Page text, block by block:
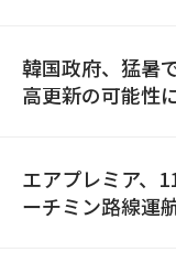
韓国政府、猛暑
高更新の可能性
エアプレミア、
ーチミン路線運